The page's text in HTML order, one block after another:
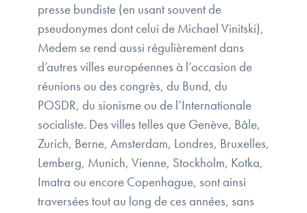
presse bundiste (en usant souvent de
pseudonymes dont celui de Michael Vinitski),
Medem se rend aussi régulièrement dans
d’autres villes européennes à l’occasion de
réunions ou des congrès, du Bund, du
POSDR, du sionisme ou de l’Internationale
socialiste. Des villes telles que Genève, Bâle,
Zurich, Berne, Amsterdam, Londres, Bruxelles,
Lemberg, Munich, Vienne, Stockholm, Kotka,
Imatra ou encore Copenhague, sont ainsi
traversées tout au long de ces années, sans